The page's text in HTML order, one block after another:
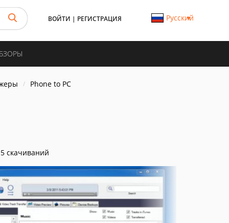
ВОЙТИ | РЕГИСТРАЦИЯ Русский
Phone to PC
скачиваний